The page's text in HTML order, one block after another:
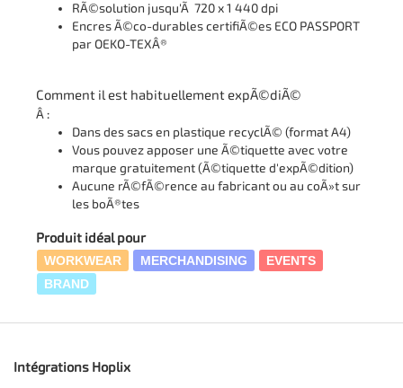
RÃ©solution jusqu'Ã 720 x 1 440 dpi
Encres Ã©co-durables certifiÃ©es ECO PASSPORT
par OEKO-TEXÂ®
Comment il est habituellement expÃ©diÃ©
Â :
Dans des sacs en plastique recyclÃ© (format A4)
Vous pouvez apposer une Ã©tiquette avec votre
marque gratuitement (Ã©tiquette d'expÃ©dition)
Aucune rÃ©fÃ©rence au fabricant ou au coÃ»t sur
les boÃ®tes
Produit idéal pour
WORKWEAR MERCHANDISING
EVENTS
BRAND
Intégrations Hoplix